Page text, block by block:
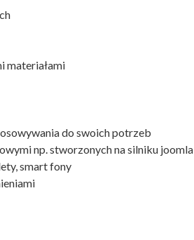
materiałami
do swoich potrzeb
np. stworzonych na silniku joomla
smart fony